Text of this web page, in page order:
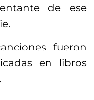
de ese
fueron
en libros
.